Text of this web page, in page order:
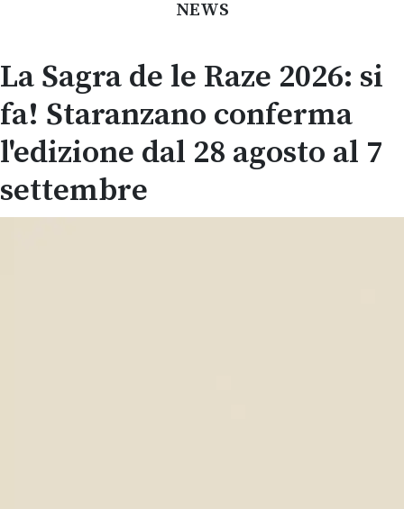
NEWS
La Sagra de le Raze 2026: si
fa! Staranzano conferma
l'edizione dal 28 agosto al 7
settembre